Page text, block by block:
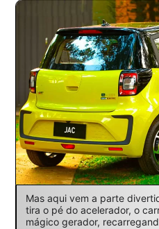
Mas aqui vem a parte
tira o pé do acelerador, o
mágico gerador,